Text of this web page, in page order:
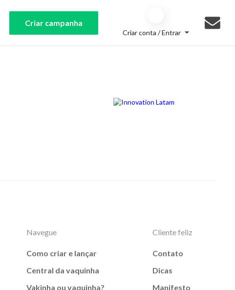
Criar campanha
Criar conta / Entrar
Navegue
Como criar e lançar
Central da vaquinha
Vakinha ou vaquinha?
Cliente feliz
Contato
Dicas
Manifesto